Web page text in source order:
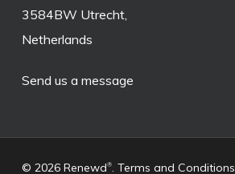
3584BW Utrecht,
Netherlands
Send us a message
© 2026 Renewd®. Terms and Conditions